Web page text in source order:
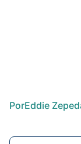
PorEddie